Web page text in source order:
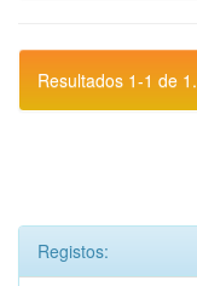
Resultados 1-1 de 1.
Registos: